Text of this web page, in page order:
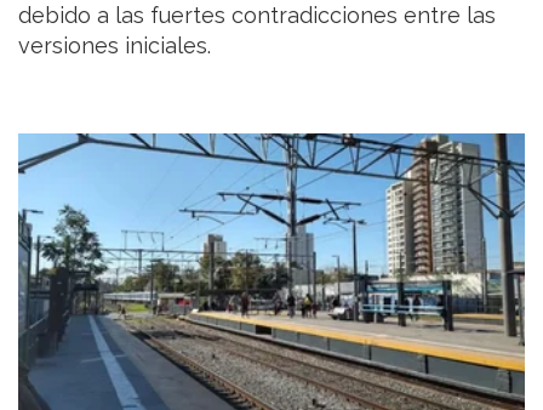
debido a las fuertes contradicciones entre las
versiones iniciales.